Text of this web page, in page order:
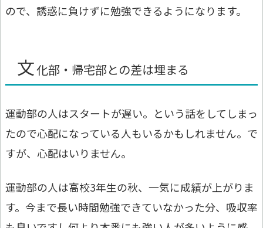
ので、誘惑に負けずに勉強できるようになります。
文化部・帰宅部との差は埋まる
運動部の人はスタートが遅い。という話をしてしまっ
たので心配になっている人もいるかもしれません。で
すが、心配はいりません。
運動部の人は高校3年生の秋、一気に成績が上がりま
す。今まで長い時間勉強できていなかった分、吸収率